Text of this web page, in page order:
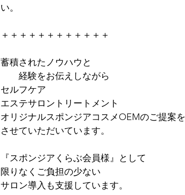
い。
＋＋＋＋＋＋＋＋＋＋＋＋
蓄積されたノウハウと
経験をお伝えしながら
セルフケア
エステサロントリートメント
オリジナルスポンジアコスメOEMのご提案を
させていただいています。
『スポンジアくらぶ会員様』として
限りなくご負担の少ない
サロン導入も支援しています。